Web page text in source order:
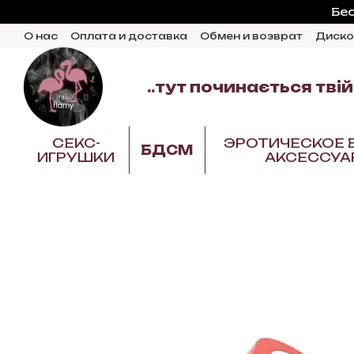
О нас Оплата и доставка Обмен и возврат
Блог
..тут починається
СЕКС-
ИГРУШКИ
БДСМ
ЭРОТИЧЕСКОЕ